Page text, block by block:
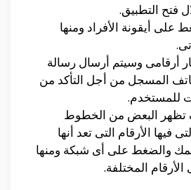
فتح التطبيق.
على أيقونة الأفراد ومنها
أرقامى وسيتم أرسال رسالة
المسجل من أجل التأكد من
للمستخدم.
تظهر البعض من الخطوط
فيها الأرقام التى تعد أنها
والضغط على أى شبكة ومنها
المختلفة.